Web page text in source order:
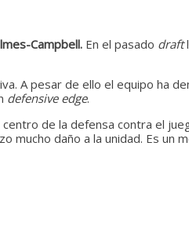
Campbell. En el pasado draft
A pesar de ello el equipo ha
defensive edge.
de la defensa contra el
mucho daño a la unidad. Es un